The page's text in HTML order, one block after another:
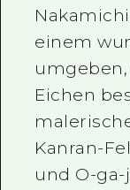
einem
Eichen
Kanran-
und O-